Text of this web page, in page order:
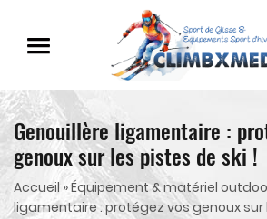
Genouillère ligamentaire :
genoux sur les pistes de ski !
Accueil »Équipement & matériel
ligamentaire : protégez vos genoux sur